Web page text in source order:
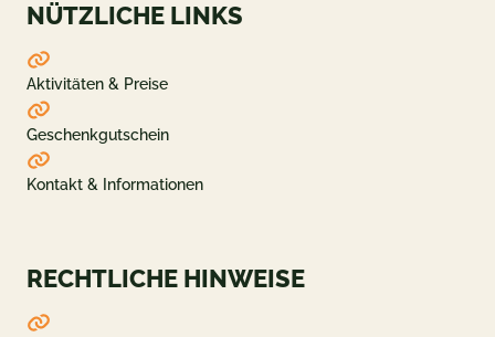
NÜTZLICHE LINKS
Aktivitäten & Preise
Geschenkgutschein
Kontakt & Informationen
RECHTLICHE HINWEISE